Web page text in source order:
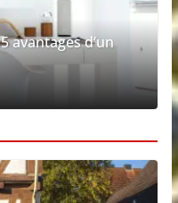
avantages d’un